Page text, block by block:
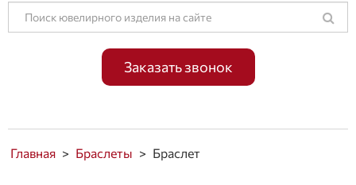
Заказать звонок
Главная > Браслеты > Браслет